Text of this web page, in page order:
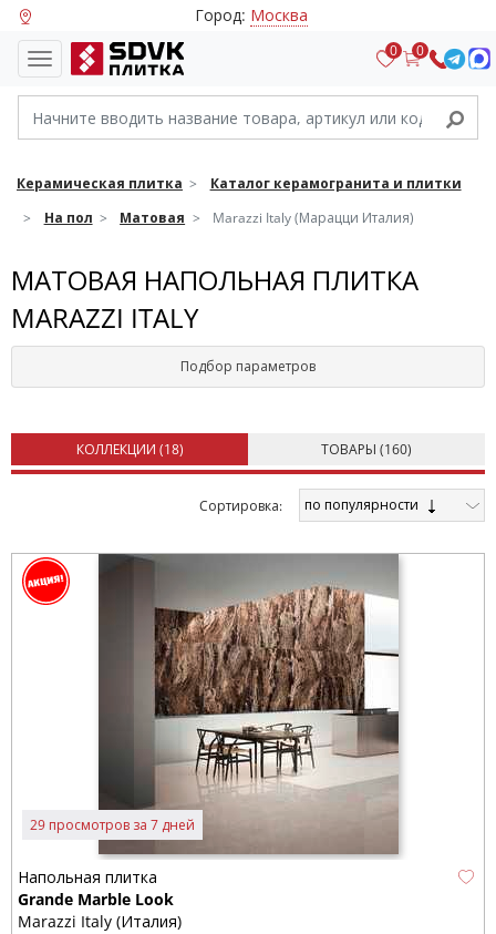
Город: Москва
0 0
Керамическая плитка
Каталог керамогранита и плитки
На пол
Матовая Marazzi Italy (Марацци Италия)
МАТОВАЯ НАПОЛЬНАЯ ПЛИТКА
MARAZZI ITALY
Подбор параметров
КОЛЛЕКЦИИ (18) ТОВАРЫ (160)
Cортировка: по популярности
29 просмотров за 7 дней
Напольная плитка
Grande Marble Look
Marazzi Italy (Италия)